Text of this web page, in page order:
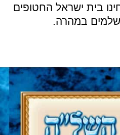
בית ישראל החטופים
במהרה.